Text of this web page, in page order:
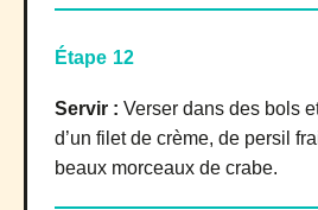
Étape 12
Servir : Verser dans des bols
d’un filet de crème, de persil
beaux morceaux de crabe.